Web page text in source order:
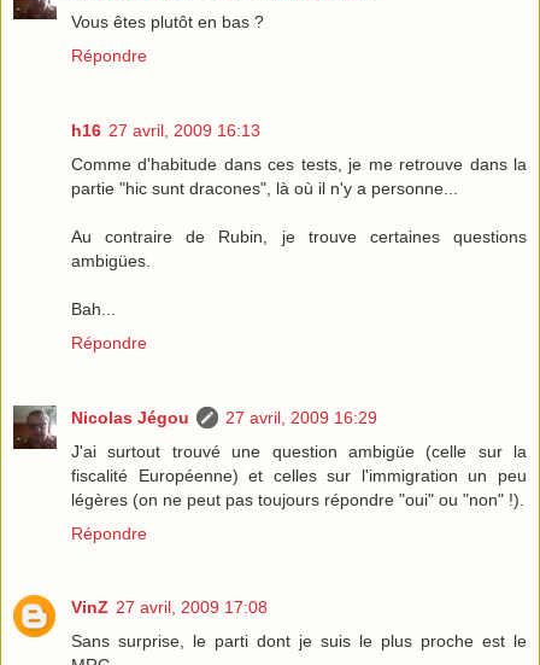
Vous êtes plutôt en bas ?
Répondre
h16 27 avril, 2009 16:13
Comme d'habitude dans ces tests, je me retrouve dans la
partie "hic sunt dracones", là où il n'y a personne...
Au contraire de Rubin, je trouve certaines questions
ambigües.
Bah...
Répondre
Nicolas Jégou
27 avril, 2009 16:29
J'ai surtout trouvé une question ambigüe (celle sur la
fiscalité Européenne) et celles sur l'immigration un peu
légères (on ne peut pas toujours répondre "oui" ou "non" !).
Répondre
VinZ 27 avril, 2009 17:08
Sans surprise, le parti dont je suis le plus proche est le